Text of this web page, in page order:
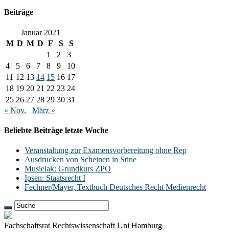
Beiträge
Januar 2021
M D M D F S
S
1
2
3
4
5 6 7 8 9
10
11 12 13 14 15 16 17
18 19 20 21 22 23 24
25 26 27 28 29 30 31
« Nov.
März »
Beliebte Beiträge letzte Woche
Veranstaltung zur Examensvorbereitung ohne Rep
Ausdrucken von Scheinen in Stine
Musielak: Grundkurs ZPO
Ipsen: Staatsrecht I
Fechner/Mayer, Textbuch Deutsches Recht Medienrecht
Fachschaftsrat Rechtswissenschaft Uni Hamburg